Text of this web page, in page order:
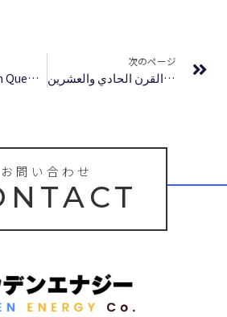
Martin Parr con Quentin Bajac. Intervista a un fotografo promiscuo – PDF
次のページ
انتقام التاريخ: معركة القرن الحادي والعشرين | (EPUB, PDF, E-Book)
お問い合わせ